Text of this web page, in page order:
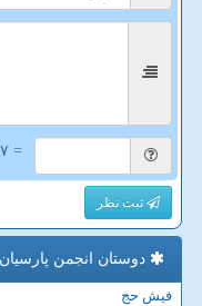
= ۷ بعلاوه ۳
ثبت نظر
دوستان انجمن پارسیان
فیش حج